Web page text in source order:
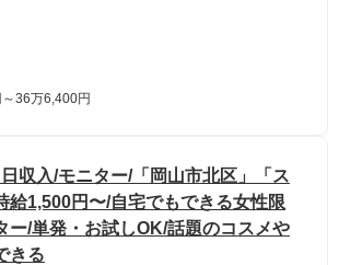
36万6,400円
収入/モニター/「岡山市北区」「ス
給1,500円〜/自宅でもできる女性限
ー/単発・お試しOK/話題のコスメや
きる